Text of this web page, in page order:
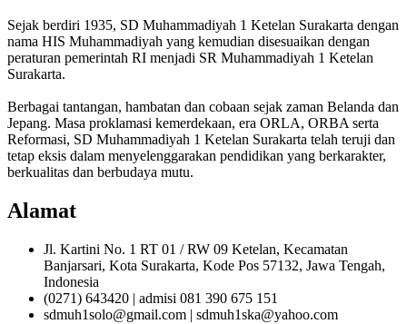
Sejak berdiri 1935, SD Muhammadiyah 1 Ketelan Surakarta dengan
nama HIS Muhammadiyah yang kemudian disesuaikan dengan
peraturan pemerintah RI menjadi SR Muhammadiyah 1 Ketelan
Surakarta.
Berbagai tantangan, hambatan dan cobaan sejak zaman Belanda dan
Jepang. Masa proklamasi kemerdekaan, era ORLA, ORBA serta
Reformasi, SD Muhammadiyah 1 Ketelan Surakarta telah teruji dan
tetap eksis dalam menyelenggarakan pendidikan yang berkarakter,
berkualitas dan berbudaya mutu.
Alamat
Jl. Kartini No. 1 RT 01 / RW 09 Ketelan, Kecamatan
Banjarsari, Kota Surakarta, Kode Pos 57132, Jawa Tengah,
Indonesia
(0271) 643420 | admisi 081 390 675 151
sdmuh1solo@gmail.com | sdmuh1ska@yahoo.com